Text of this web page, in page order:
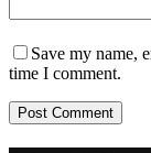
Save my name,
time I comment.
Post Comment